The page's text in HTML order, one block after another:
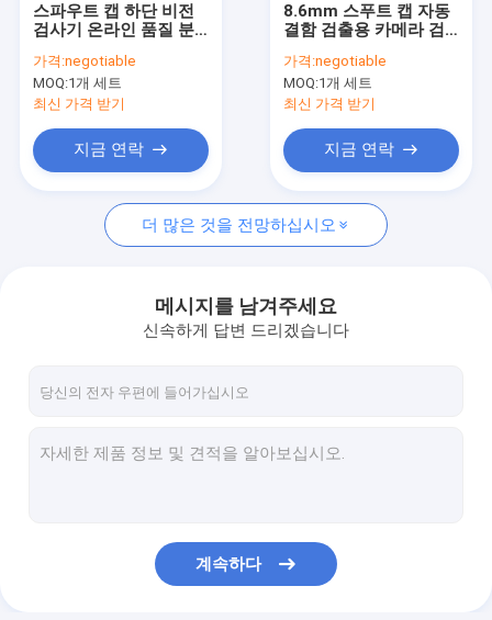
뉴스
인용문을 요구하세요
병 검사 기계
전형 검사 기계
IML 검사 기계
스파우트 캡 하단 비전
검사기 온라인 품질 분
가격:negotiable
MOQ:1개 세트
최신 가격 받기
지금 연락
8.6mm 스푸트 캡 자동
결함 검출용 카메라 검
가격:negotiable
MOQ:1개 세트
최신 가격 받기
지금 연락
더 많은 것을 전망하십시오
메시지를 남겨주세요
신속하게 답변 드리겠습니다
계속하다